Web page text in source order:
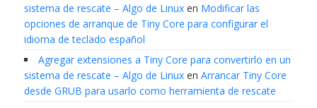
sistema de rescate – Algo de Linuxen Modificar las
opciones de arranque de Tiny Core para configurar el
idioma de teclado español
Agregar extensiones a Tiny Core para convertirlo en un
sistema de rescate – Algo de Linuxen Arrancar Tiny Core
desde GRUB para usarlo como herramienta de rescate